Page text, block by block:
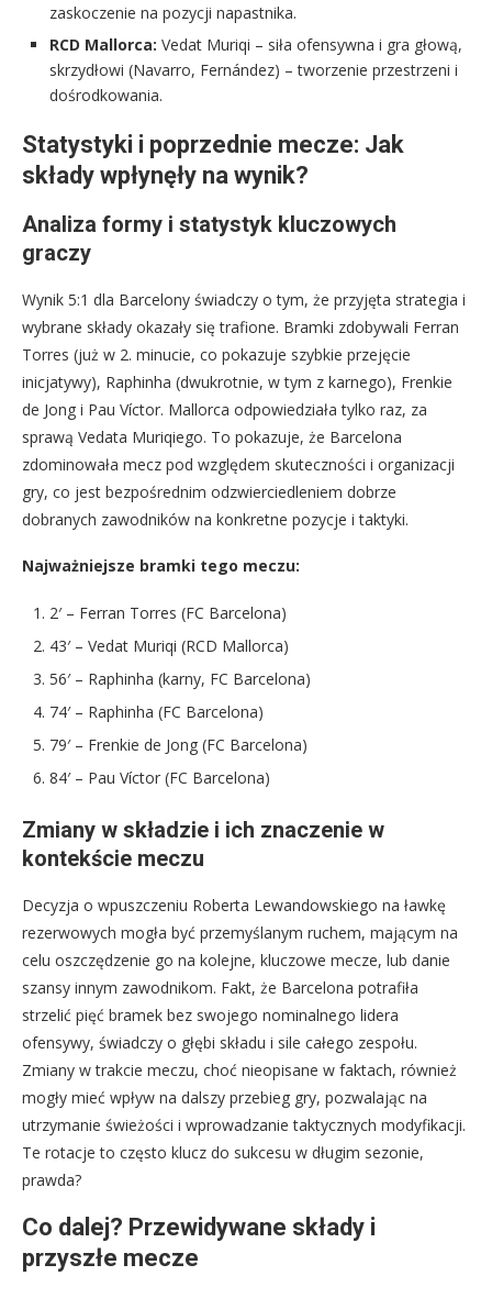
zaskoczenie na pozycji napastnika.
RCD Mallorca: Vedat Muriqi – siła ofensywna i gra głową,
skrzydłowi (Navarro, Fernández) – tworzenie przestrzeni i
dośrodkowania.
Statystyki i poprzednie mecze: Jak
składy wpłynęły na wynik?
Analiza formy i statystyk kluczowych
graczy
Wynik 5:1 dla Barcelony świadczy o tym, że przyjęta strategia i
wybrane składy okazały się trafione. Bramki zdobywali Ferran
Torres (już w 2. minucie, co pokazuje szybkie przejęcie
inicjatywy), Raphinha (dwukrotnie, w tym z karnego), Frenkie
de Jong i Pau Víctor. Mallorca odpowiedziała tylko raz, za
sprawą Vedata Muriqiego. To pokazuje, że Barcelona
zdominowała mecz pod względem skuteczności i organizacji
gry, co jest bezpośrednim odzwierciedleniem dobrze
dobranych zawodników na konkretne pozycje i taktyki.
Najważniejsze bramki tego meczu:
2′ – Ferran Torres (FC Barcelona)
43′ – Vedat Muriqi (RCD Mallorca)
56′ – Raphinha (karny, FC Barcelona)
74′ – Raphinha (FC Barcelona)
79′ – Frenkie de Jong (FC Barcelona)
84′ – Pau Víctor (FC Barcelona)
Zmiany w składzie i ich znaczenie w
kontekście meczu
Decyzja o wpuszczeniu Roberta Lewandowskiego na ławkę
rezerwowych mogła być przemyślanym ruchem, mającym na
celu oszczędzenie go na kolejne, kluczowe mecze, lub danie
szansy innym zawodnikom. Fakt, że Barcelona potrafiła
strzelić pięć bramek bez swojego nominalnego lidera
ofensywy, świadczy o głębi składu i sile całego zespołu.
Zmiany w trakcie meczu, choć nieopisane w faktach, również
mogły mieć wpływ na dalszy przebieg gry, pozwalając na
utrzymanie świeżości i wprowadzanie taktycznych modyfikacji.
Te rotacje to często klucz do sukcesu w długim sezonie,
prawda?
Co dalej? Przewidywane składy i
przyszłe mecze